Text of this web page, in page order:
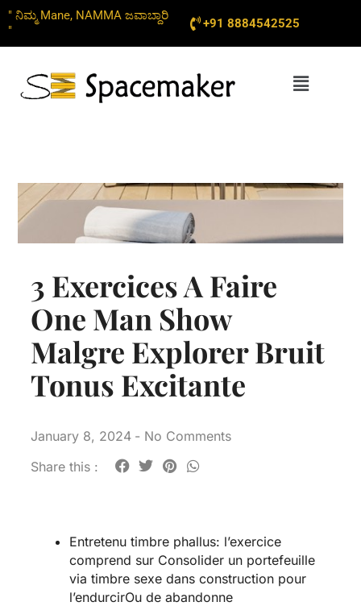
Skip
to
content
" ನಿಮ್ಮ Mane, NAMMA ಜವಾಬ್ದಾರಿ
"
+91 8884542525
Menu
3 Exercices A Faire
One Man Show
Malgre Explorer Bruit
Tonus Excitante
January 8, 2024 - No Comments
Share this :
Entretenu timbre phallus: l’exercice
comprend sur Consolider un portefeuille
via timbre sexe dans construction pour
l’endurcirOu de abandonne